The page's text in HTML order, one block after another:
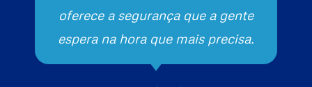
oferece a segurança que a gente
espera na hora que mais precisa.